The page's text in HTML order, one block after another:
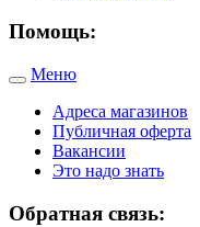
Помощь:
Toggle
navigation
Меню
Адреса магазинов
Публичная оферта
Вакансии
Это надо знать
Обратная связь: